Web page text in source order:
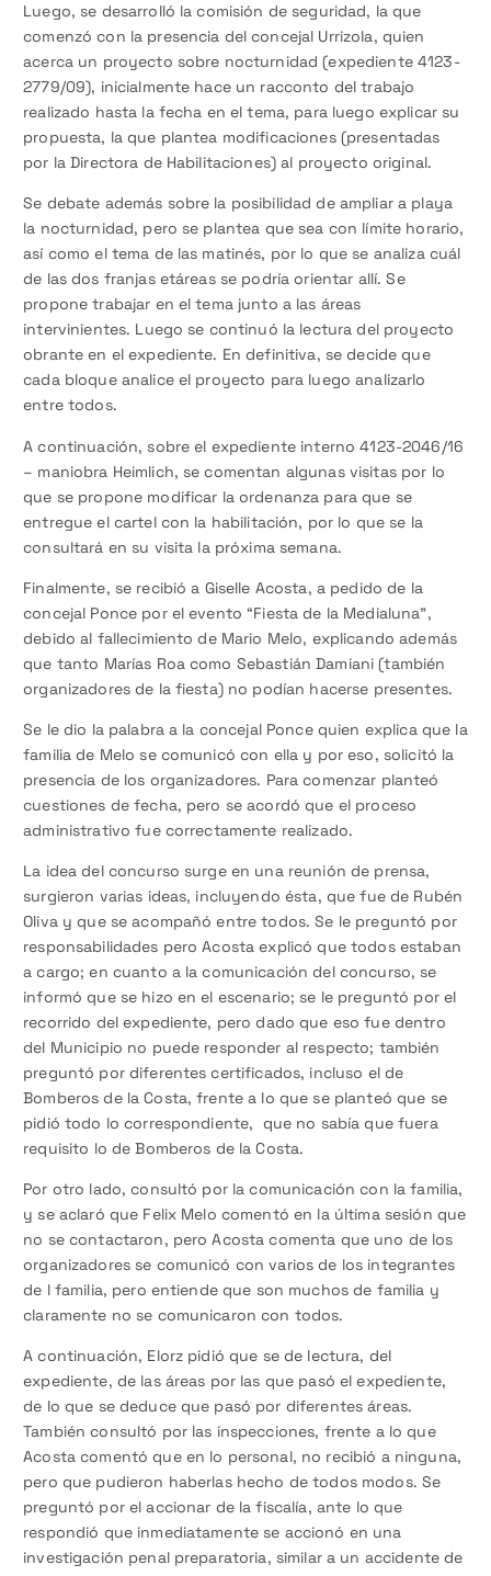
Luego, se desarrolló la comisión de seguridad, la que
comenzó con la presencia del concejal Urrizola, quien
acerca un proyecto sobre nocturnidad (expediente 4123-
2779/09), inicialmente hace un racconto del trabajo
realizado hasta la fecha en el tema, para luego explicar su
propuesta, la que plantea modificaciones (presentadas
por la Directora de Habilitaciones) al proyecto original.
Se debate además sobre la posibilidad de ampliar a playa
la nocturnidad, pero se plantea que sea con límite horario,
así como el tema de las matinés, por lo que se analiza cuál
de las dos franjas etáreas se podría orientar allí. Se
propone trabajar en el tema junto a las áreas
intervinientes. Luego se continuó la lectura del proyecto
obrante en el expediente. En definitiva, se decide que
cada bloque analice el proyecto para luego analizarlo
entre todos.
A continuación, sobre el expediente interno 4123-2046/16
– maniobra Heimlich, se comentan algunas visitas por lo
que se propone modificar la ordenanza para que se
entregue el cartel con la habilitación, por lo que se la
consultará en su visita la próxima semana.
Finalmente, se recibió a Giselle Acosta, a pedido de la
concejal Ponce por el evento “Fiesta de la Medialuna”,
debido al fallecimiento de Mario Melo, explicando además
que tanto Marías Roa como Sebastián Damiani (también
organizadores de la fiesta) no podían hacerse presentes.
Se le dio la palabra a la concejal Ponce quien explica que la
familia de Melo se comunicó con ella y por eso, solicitó la
presencia de los organizadores. Para comenzar planteó
cuestiones de fecha, pero se acordó que el proceso
administrativo fue correctamente realizado.
La idea del concurso surge en una reunión de prensa,
surgieron varias ideas, incluyendo ésta, que fue de Rubén
Oliva y que se acompañó entre todos. Se le preguntó por
responsabilidades pero Acosta explicó que todos estaban
a cargo; en cuanto a la comunicación del concurso, se
informó que se hizo en el escenario; se le preguntó por el
recorrido del expediente, pero dado que eso fue dentro
del Municipio no puede responder al respecto; también
preguntó por diferentes certificados, incluso el de
Bomberos de la Costa, frente a lo que se planteó que se
pidió todo lo correspondiente, que no sabía que fuera
requisito lo de Bomberos de la Costa.
Por otro lado, consultó por la comunicación con la familia,
y se aclaró que Felix Melo comentó en la última sesión que
no se contactaron, pero Acosta comenta que uno de los
organizadores se comunicó con varios de los integrantes
de l familia, pero entiende que son muchos de familia y
claramente no se comunicaron con todos.
A continuación, Elorz pidió que se de lectura, del
expediente, de las áreas por las que pasó el expediente,
de lo que se deduce que pasó por diferentes áreas.
También consultó por las inspecciones, frente a lo que
Acosta comentó que en lo personal, no recibió a ninguna,
pero que pudieron haberlas hecho de todos modos. Se
preguntó por el accionar de la fiscalía, ante lo que
respondió que inmediatamente se accionó en una
investigación penal preparatoria, similar a un accidente de